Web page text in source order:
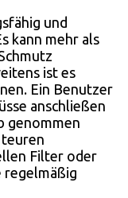
und
kann mehr als
ist es
Ein Benutzer
anschließen
genommen
Filter oder
regelmäßig